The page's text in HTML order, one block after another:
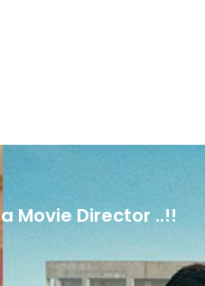
Movie Director ..!!